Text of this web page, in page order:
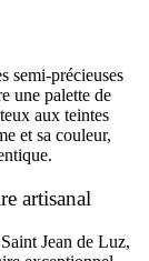
semi-précieuses
une palette de
aux teintes
et sa couleur,
artisanal
Jean de Luz,